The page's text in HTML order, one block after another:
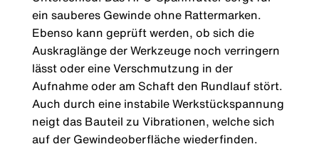
ein sauberes Gewinde ohne Rattermarken.
Ebenso kann geprüft werden, ob sich die
Auskraglänge der Werkzeuge noch verringern
lässt oder eine Verschmutzung in der
Aufnahme oder am Schaft den Rundlauf stört.
Auch durch eine instabile Werkstückspannung
neigt das Bauteil zu Vibrationen, welche sich
auf der Gewindeoberfläche wiederfinden.